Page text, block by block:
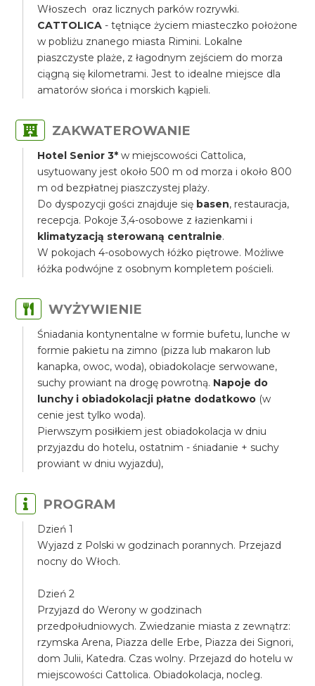
Włoszech oraz licznych parków rozrywki.
CATTOLICA - tętniące życiem miasteczko położone
w pobliżu znanego miasta Rimini. Lokalne
piaszczyste plaże, z łagodnym zejściem do morza
ciągną się kilometrami. Jest to idealne miejsce dla
amatorów słońca i morskich kąpieli.
ZAKWATEROWANIE
Hotel Senior 3* w miejscowości Cattolica,
usytuowany jest około 500 m od morza i około 800
m od bezpłatnej piaszczystej plaży.
Do dyspozycji gości znajduje się basen, restauracja,
recepcja. Pokoje 3,4-osobowe z łazienkami i
klimatyzacją sterowaną centralnie.
W pokojach 4-osobowych łóżko piętrowe. Możliwe
łóżka podwójne z osobnym kompletem pościeli.
WYŻYWIENIE
Śniadania kontynentalne w formie bufetu, lunche w
formie pakietu na zimno (pizza lub makaron lub
kanapka, owoc, woda), obiadokolacje serwowane,
suchy prowiant na drogę powrotną. Napoje do
lunchy i obiadokolacji płatne dodatkowo (w
cenie jest tylko woda).
Pierwszym posiłkiem jest obiadokolacja w dniu
przyjazdu do hotelu, ostatnim - śniadanie + suchy
prowiant w dniu wyjazdu),
PROGRAM
Dzień 1
Wyjazd z Polski w godzinach porannych. Przejazd
nocny do Włoch.
Dzień 2
Przyjazd do Werony w godzinach
przedpołudniowych. Zwiedzanie miasta z zewnątrz:
rzymska Arena, Piazza delle Erbe, Piazza dei Signori,
dom Julii, Katedra. Czas wolny. Przejazd do hotelu w
miejscowości Cattolica. Obiadokolacja, nocleg.